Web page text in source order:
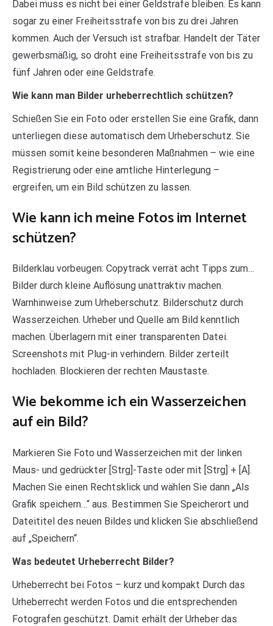
Dabei muss es nicht bei einer Geldstrafe bleiben. Es kann
sogar zu einer Freiheitsstrafe von bis zu drei Jahren
kommen. Auch der Versuch ist strafbar. Handelt der Täter
gewerbsmäßig, so droht eine Freiheitsstrafe von bis zu
fünf Jahren oder eine Geldstrafe.
Wie kann man Bilder urheberrechtlich schützen?
Schießen Sie ein Foto oder erstellen Sie eine Grafik, dann
unterliegen diese automatisch dem Urheberschutz. Sie
müssen somit keine besonderen Maßnahmen – wie eine
Registrierung oder eine amtliche Hinterlegung –
ergreifen, um ein Bild schützen zu lassen.
Wie kann ich meine Fotos im Internet
schützen?
Bilderklau vorbeugen: Copytrack verrät acht Tipps zum…
Bilder durch kleine Auflösung unattraktiv machen.
Warnhinweise zum Urheberschutz. Bilderschutz durch
Wasserzeichen. Urheber und Quelle am Bild kenntlich
machen. Überlagern mit einer transparenten Datei.
Screenshots mit Plug-in verhindern. Bilder zerteilt
hochladen. Blockieren der rechten Maustaste.
Wie bekomme ich ein Wasserzeichen
auf ein Bild?
Markieren Sie Foto und Wasserzeichen mit der linken
Maus- und gedrückter [Strg]-Taste oder mit [Strg] + [A].
Machen Sie einen Rechtsklick und wählen Sie dann „Als
Grafik speichern…“ aus. Bestimmen Sie Speicherort und
Dateititel des neuen Bildes und klicken Sie abschließend
auf „Speichern“.
Was bedeutet Urheberrecht Bilder?
Urheberrecht bei Fotos – kurz und kompakt Durch das
Urheberrecht werden Fotos und die entsprechenden
Fotografen geschützt. Damit erhält der Urheber das